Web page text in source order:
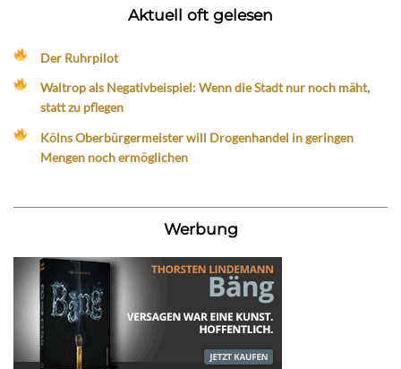
Aktuell oft gelesen
Der Ruhrpilot
Waltrop als Negativbeispiel: Wenn die Stadt nur noch mäht,
statt zu pflegen
Kölns Oberbürgermeister will Drogenhandel in geringen
Mengen noch ermöglichen
Werbung